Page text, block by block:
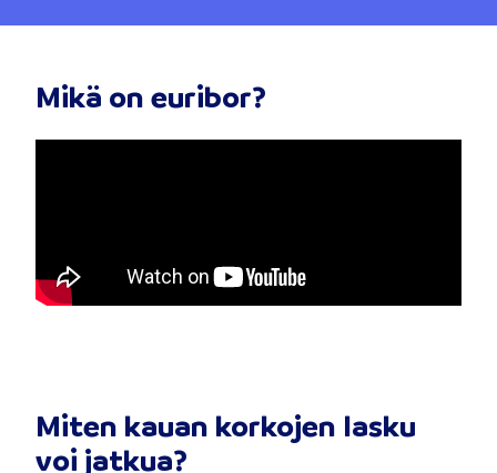
Mikä on euribor?
Miten kauan korkojen lasku
voi jatkua?